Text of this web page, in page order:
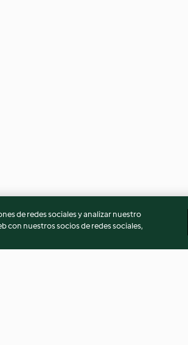
de redes sociales y analizar nuestro
con nuestros socios de redes sociales,